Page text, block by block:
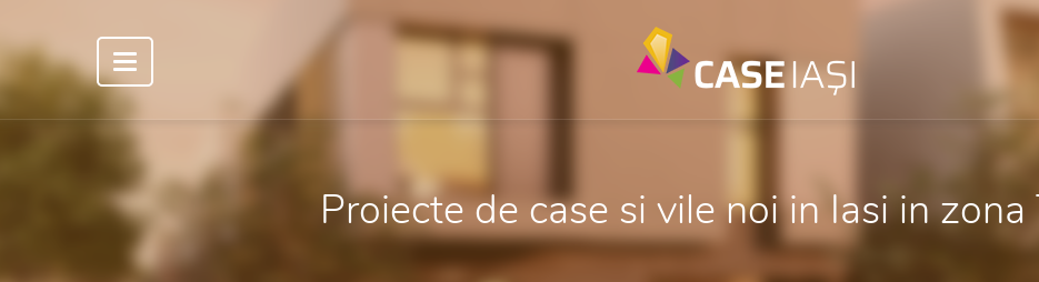
Proiecte de case si vile noi in Iasi in zona